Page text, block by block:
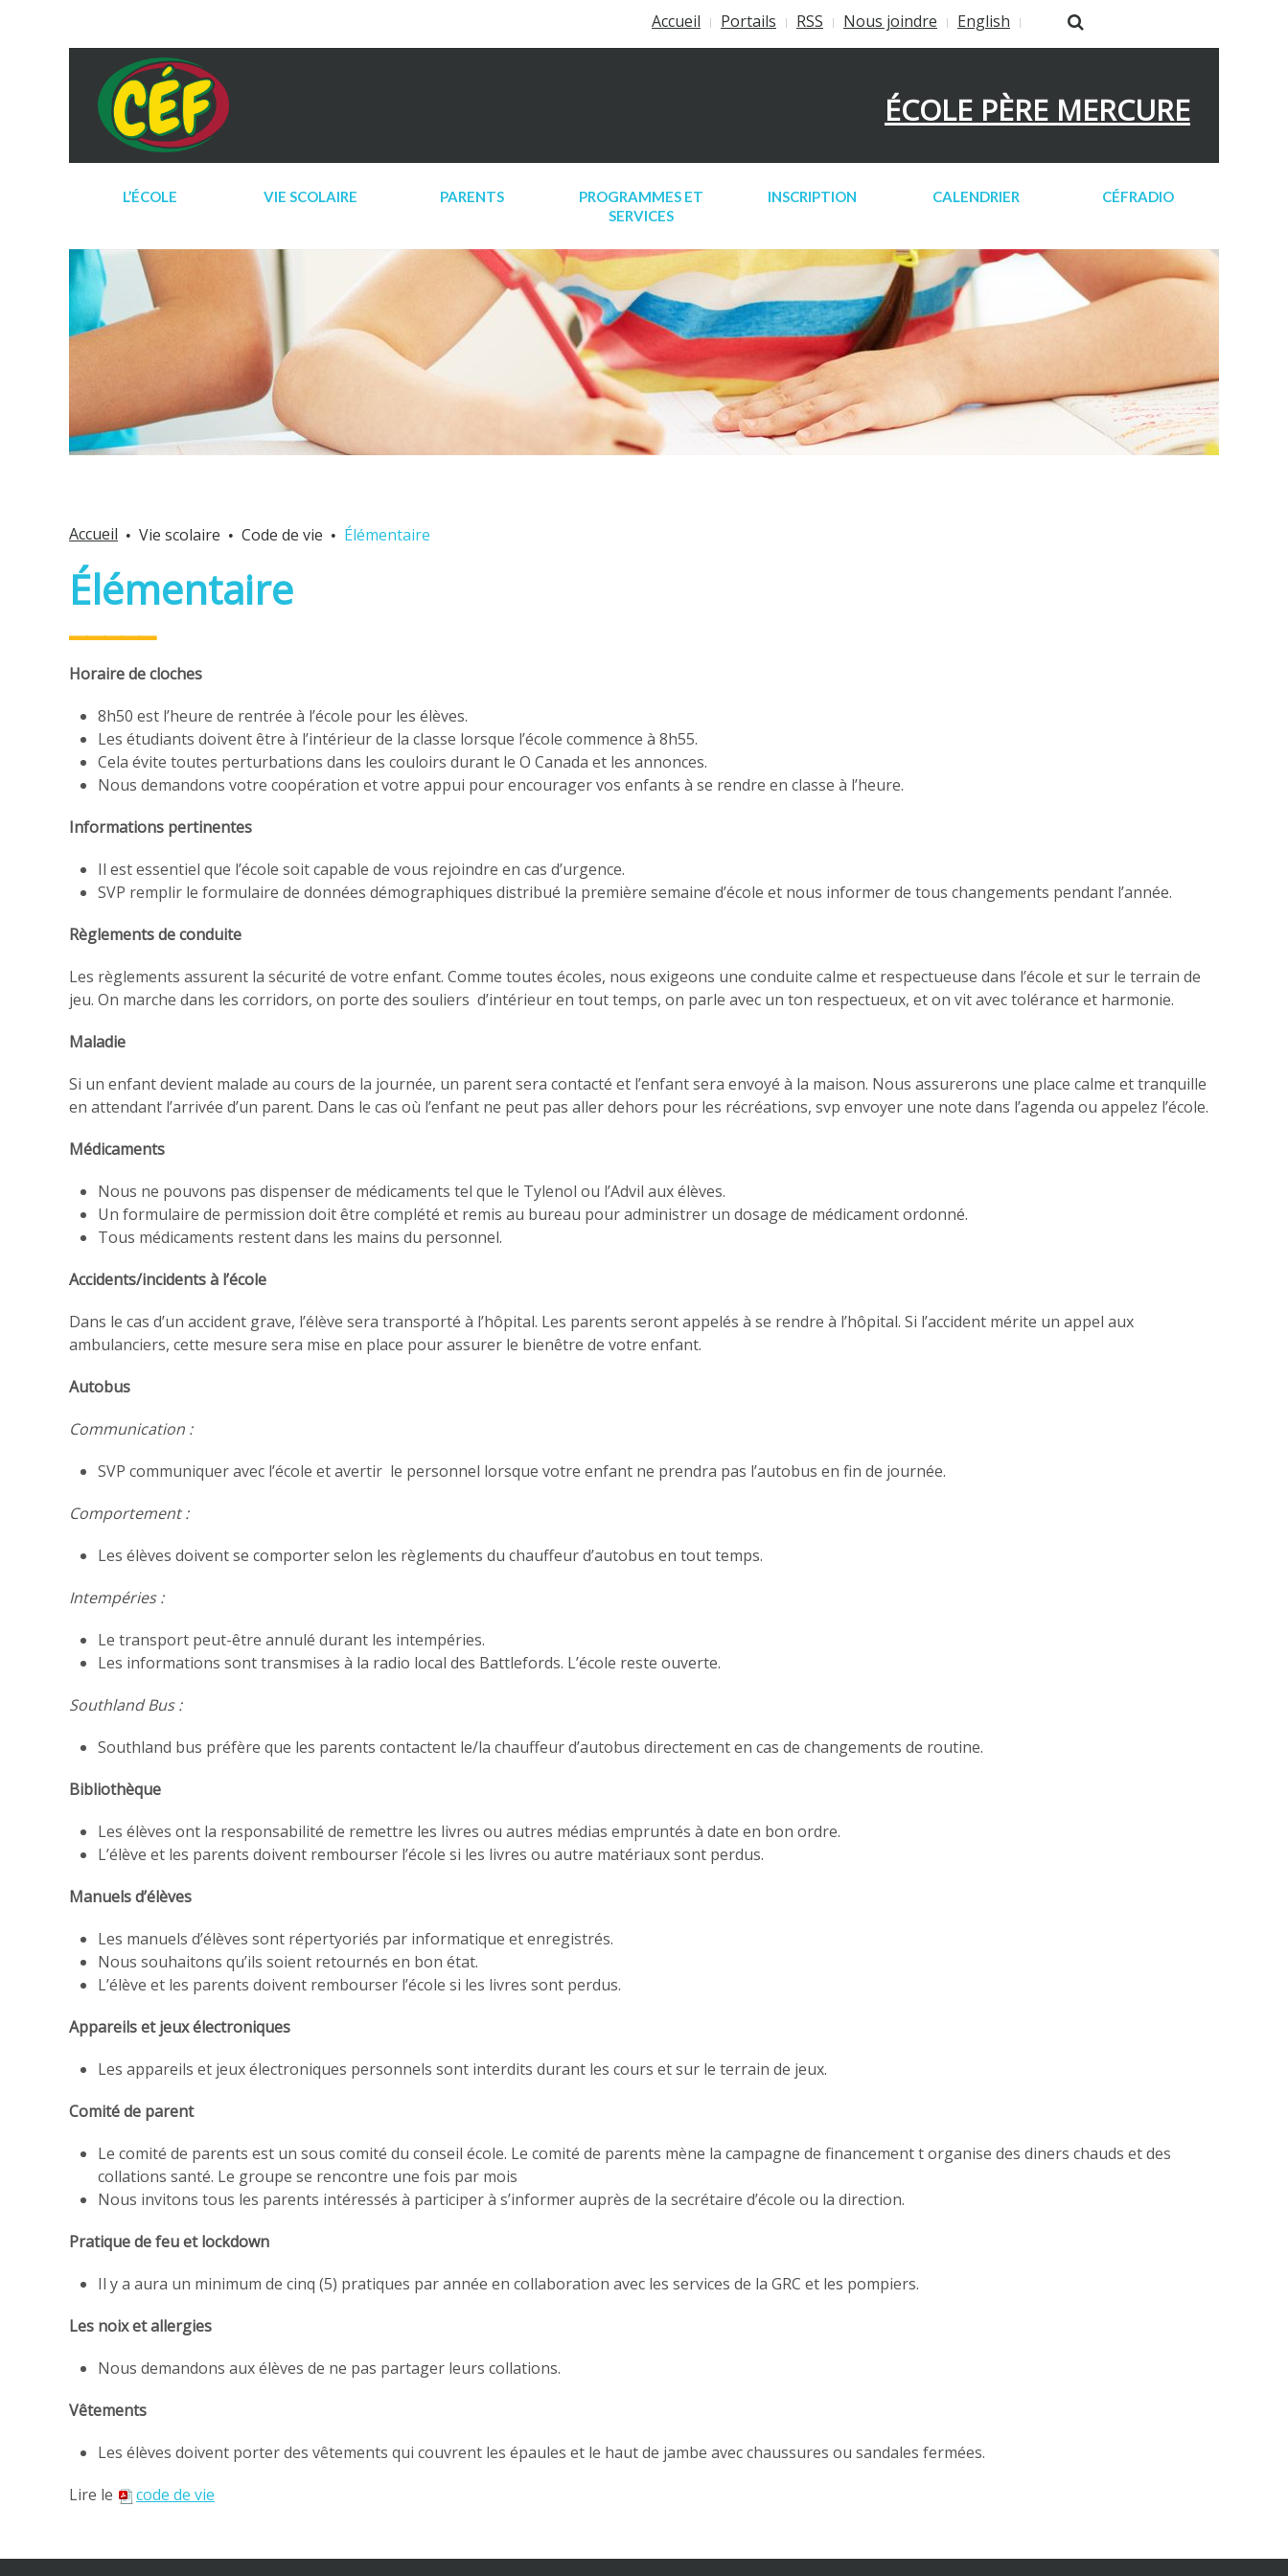
Accueil Portails RSS Nous joindre English
ÉCOLE PÈRE MERCURE
L’ÉCOLE VIE SCOLAIRE PARENTS
PROGRAMMES ET
SERVICES
INSCRIPTION CALENDRIER CÉFRADIO
Accueil Vie scolaire Code de vie Élémentaire
Élémentaire
Horaire de cloches
8h50 est l’heure de rentrée à l’école pour les élèves.
Les étudiants doivent être à l’intérieur de la classe lorsque l’école commence à 8h55.
Cela évite toutes perturbations dans les couloirs durant le O Canada et les annonces.
Nous demandons votre coopération et votre appui pour encourager vos enfants à se rendre en classe à l’heure.
Informations pertinentes
Il est essentiel que l’école soit capable de vous rejoindre en cas d’urgence.
SVP remplir le formulaire de données démographiques distribué la première semaine d’école et nous informer de tous changements pendant l’année.
Règlements de conduite
Les règlements assurent la sécurité de votre enfant. Comme toutes écoles, nous exigeons une conduite calme et respectueuse dans l’école et sur le terrain de
jeu. On marche dans les corridors, on porte des souliers d’intérieur en tout temps, on parle avec un ton respectueux, et on vit avec tolérance et harmonie.
Maladie
Si un enfant devient malade au cours de la journée, un parent sera contacté et l’enfant sera envoyé à la maison. Nous assurerons une place calme et tranquille
en attendant l’arrivée d’un parent. Dans le cas où l’enfant ne peut pas aller dehors pour les récréations, svp envoyer une note dans l’agenda ou appelez l’école.
Médicaments
Nous ne pouvons pas dispenser de médicaments tel que le Tylenol ou l’Advil aux élèves.
Un formulaire de permission doit être complété et remis au bureau pour administrer un dosage de médicament ordonné.
Tous médicaments restent dans les mains du personnel.
Accidents/incidents à l’école
Dans le cas d’un accident grave, l’élève sera transporté à l’hôpital. Les parents seront appelés à se rendre à l’hôpital. Si l’accident mérite un appel aux
ambulanciers, cette mesure sera mise en place pour assurer le bienêtre de votre enfant.
Autobus
Communication :
SVP communiquer avec l’école et avertir le personnel lorsque votre enfant ne prendra pas l’autobus en fin de journée.
Comportement :
Les élèves doivent se comporter selon les règlements du chauffeur d’autobus en tout temps.
Intempéries :
Le transport peut-être annulé durant les intempéries.
Les informations sont transmises à la radio local des Battlefords. L’école reste ouverte.
Southland Bus :
Southland bus préfère que les parents contactent le/la chauffeur d’autobus directement en cas de changements de routine.
Bibliothèque
Les élèves ont la responsabilité de remettre les livres ou autres médias empruntés à date en bon ordre.
L’élève et les parents doivent rembourser l’école si les livres ou autre matériaux sont perdus.
Manuels d’élèves
Les manuels d’élèves sont répertyoriés par informatique et enregistrés.
Nous souhaitons qu’ils soient retournés en bon état.
L’élève et les parents doivent rembourser l’école si les livres sont perdus.
Appareils et jeux électroniques
Les appareils et jeux électroniques personnels sont interdits durant les cours et sur le terrain de jeux.
Comité de parent
Le comité de parents est un sous comité du conseil école. Le comité de parents mène la campagne de financement t organise des diners chauds et des
collations santé. Le groupe se rencontre une fois par mois
Nous invitons tous les parents intéressés à participer à s’informer auprès de la secrétaire d’école ou la direction.
Pratique de feu et lockdown
Il y a aura un minimum de cinq (5) pratiques par année en collaboration avec les services de la GRC et les pompiers.
Les noix et allergies
Nous demandons aux élèves de ne pas partager leurs collations.
Vêtements
Les élèves doivent porter des vêtements qui couvrent les épaules et le haut de jambe avec chaussures ou sandales fermées.
Lire le
code de vie